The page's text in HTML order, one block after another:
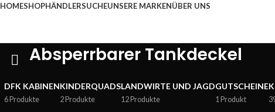
HOMESHOPHÄNDLERSUCHEUNSERE MARKENÜBER UNS
Absperrbarer Tankdeckel
DFK KABINEN
6 Produkte
KINDERQUADS
2 Produkte
LANDWIRTE UND JAGD
12 Produkte
GUTSCHEINE
1 Produkt